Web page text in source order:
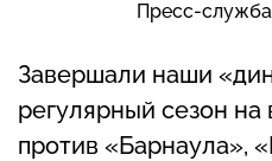
Пресс-
Завершали наши
регулярный сезон на
против «Барнаула»,